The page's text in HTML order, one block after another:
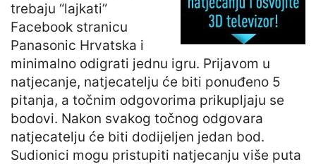
trebaju “lajkati”
Facebook stranicu
Panasonic Hrvatska i
minimalno odigrati jednu igru. Prijavom u
natjecanje, natjecatelju će biti ponuđeno 5
pitanja, a točnim odgovorima prikupljaju se
bodovi. Nakon svakog točnog odgovara
natjecatelju će biti dodijeljen jedan bod.
Sudionici mogu pristupiti natjecanju više puta